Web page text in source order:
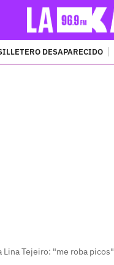
DESAPARECIDO
Tejeiro: "me roba picos"